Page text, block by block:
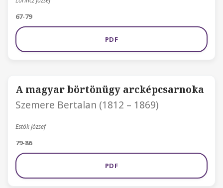
67-79
PDF
A magyar börtönügy arcképcsarnoka
Szemere Bertalan (1812 – 1869)
Estók József
79-86
PDF